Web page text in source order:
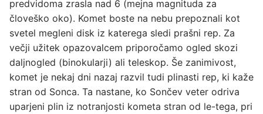
predvidoma zrasla nad 6 (mejna magnituda za
človeško oko). Komet boste na nebu prepoznali kot
svetel megleni disk iz katerega sledi prašni rep. Za
večji užitek opazovalcem priporočamo ogled skozi
daljnogled (binokularji) ali teleskop. Še zanimivost,
komet je nekaj dni nazaj razvil tudi plinasti rep, ki kaže
stran od Sonca. Ta nastane, ko Sončev veter odriva
uparjeni plin iz notranjosti kometa stran od le-tega, pri